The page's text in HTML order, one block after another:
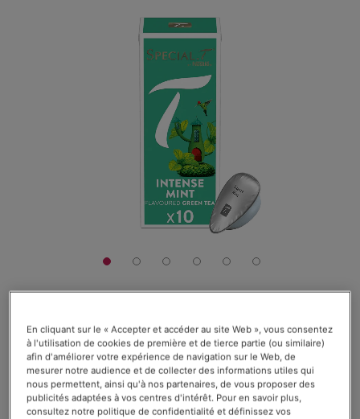
5,40 CHF
La boîte de 10 capsules
Rating:
89
% of100
Voir les avis (97)
En stock
En cliquant sur le « Accepter et accéder au site Web », vous consentez
à l'utilisation de cookies de première et de tierce partie (ou similaire)
afin d'améliorer votre expérience de navigation sur le Web, de
mesurer notre audience et de collecter des informations utiles qui
nous permettent, ainsi qu'à nos partenaires, de vous proposer des
publicités adaptées à vos centres d'intérêt. Pour en savoir plus,
consultez notre politique de confidentialité et définissez vos